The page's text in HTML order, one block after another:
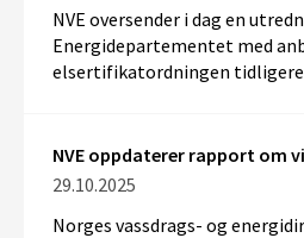
NVE oversender i dag en
Energidepartementet med
elsertifikatordningen
NVE oppdaterer rapport om
29.10.2025
Norges vassdrags- og